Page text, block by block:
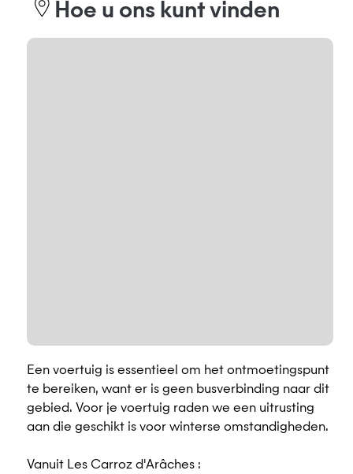
Hoe u ons kunt vinden
Een voertuig is essentieel om het ontmoetingspunt
te bereiken, want er is geen busverbinding naar dit
gebied. Voor je voertuig raden we een uitrusting
aan die geschikt is voor winterse omstandigheden.
Vanuit Les Carroz d'Arâches :